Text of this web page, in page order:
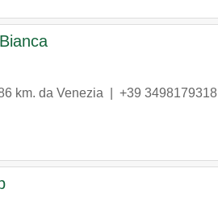
km. da Venezia | +39 3498179318